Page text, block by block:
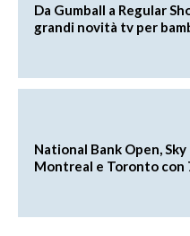
Da Gumball a Regular
grandi novità tv per
National Bank Open,
Montreal e Toronto con